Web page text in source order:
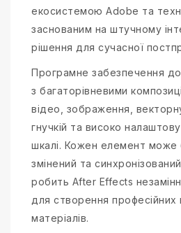
екосистемою Adobe та
заснованим на штучному
рішення для сучасної
Програмне забезпечення
з багаторівневими
відео, зображення,
гнучкій та високо
шкалі. Кожен елемент може
змінений та
робить After Effects
для створення професійних
матеріалів.